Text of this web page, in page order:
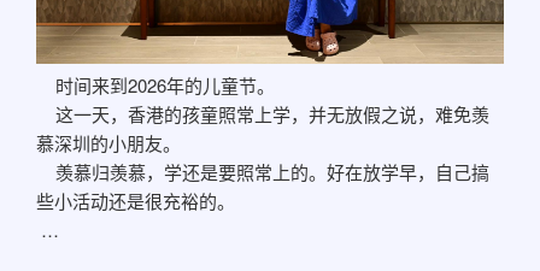
时间来到2026年的儿童节。
这一天，香港的孩童照常上学，并无放假之说，难免羡
慕深圳的小朋友。
羡慕归羡慕，学还是要照常上的。好在放学早，自己搞
些小活动还是很充裕的。
…